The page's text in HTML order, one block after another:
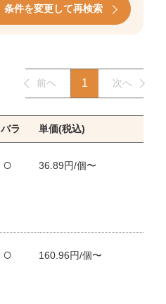
条件を変更して再検索
前へ 1 次へ
バラ 単価(税込)
○ 36.89円/個〜
○ 160.96円/個〜